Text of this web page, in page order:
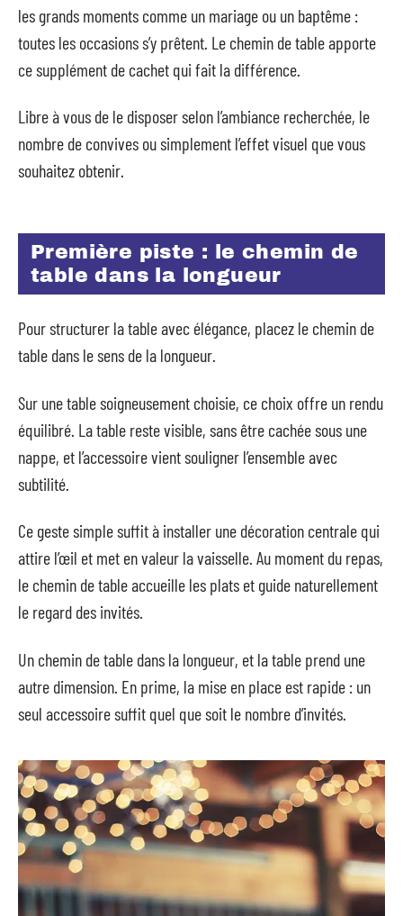
les grands moments comme un mariage ou un baptême :
toutes les occasions s’y prêtent. Le chemin de table apporte
ce supplément de cachet qui fait la différence.
Libre à vous de le disposer selon l’ambiance recherchée, le
nombre de convives ou simplement l’effet visuel que vous
souhaitez obtenir.
Première piste : le chemin de
table dans la longueur
Pour structurer la table avec élégance, placez le chemin de
table dans le sens de la longueur.
Sur une table soigneusement choisie, ce choix offre un rendu
équilibré. La table reste visible, sans être cachée sous une
nappe, et l’accessoire vient souligner l’ensemble avec
subtilité.
Ce geste simple suffit à installer une décoration centrale qui
attire l’œil et met en valeur la vaisselle. Au moment du repas,
le chemin de table accueille les plats et guide naturellement
le regard des invités.
Un chemin de table dans la longueur, et la table prend une
autre dimension. En prime, la mise en place est rapide : un
seul accessoire suffit quel que soit le nombre d’invités.